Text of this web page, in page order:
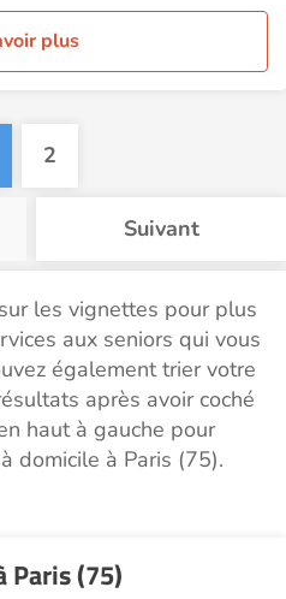
plus
2
Suivant
les vignettes pour plus
aux seniors qui vous
également trier votre
après avoir coché
haut à gauche pour
domicile à Paris (75).
Paris (75)